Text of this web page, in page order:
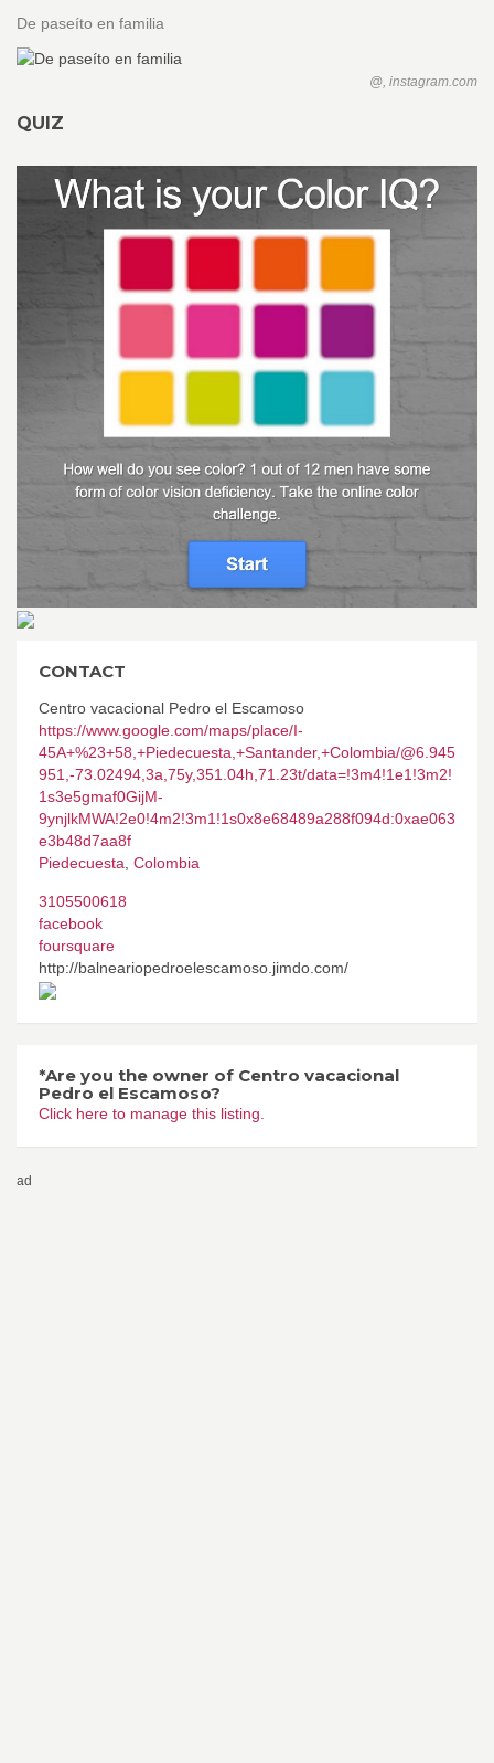
De paseíto en familia
@, instagram.com
QUIZ
CONTACT
Centro vacacional Pedro el Escamoso
https://www.google.com/maps/place/I-
45A+%23+58,+Piedecuesta,+Santander,+Colombia/@6.945
951,-73.02494,3a,75y,351.04h,71.23t/data=!3m4!1e1!3m2!
1s3e5gmaf0GijM-
9ynjlkMWA!2e0!4m2!3m1!1s0x8e68489a288f094d:0xae063
e3b48d7aa8f
Piedecuesta Colombia
3105500618
facebook
foursquare
http://balneariopedroelescamoso.jimdo.com/
*Are you the owner of Centro vacacional
Pedro el Escamoso?
Click here to manage this listing.
ad